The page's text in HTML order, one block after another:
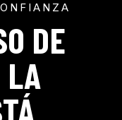
DE
LA